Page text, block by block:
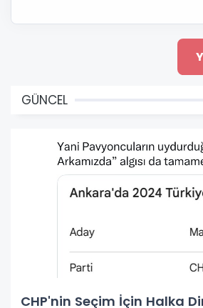
GÜNCEL
CHP'nin Seçim İçin Halka